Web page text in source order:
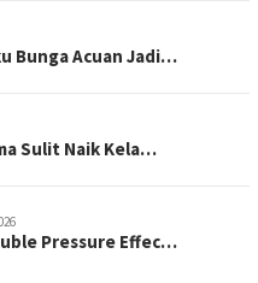
Bunga Acuan Jadi…
Sulit Naik Kela…
Pressure Effec…